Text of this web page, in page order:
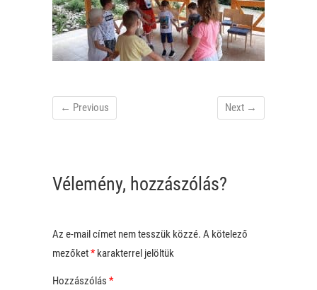
← Previous Next →
Vélemény, hozzászólás?
Az e-mail címet nem tesszük közzé. A kötelező
mezőket*karakterrel jelöltük
Hozzászólás *